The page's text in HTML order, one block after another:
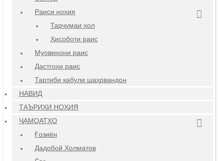
Раиси ноҳия
Тарҷумаи ҳол
Ҳисоботи раис
Муовинони раис
Дастгоҳи раис
Тартиби қабули шаҳрвандон
НАВИД
ТАЪРИХИ НОҲИЯ
ҶАМОАТҲО
Ғозиён
Дадобой Холматов